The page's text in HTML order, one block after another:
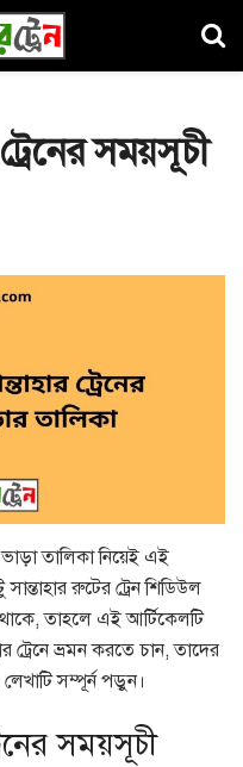
ট্রেনের সময়সূচী
ভাড়া তালিকা নিয়েই এই
রুটের ট্রেন শিডিউল
তাহলে এই আর্টিকেলটি
ট্রেনে ভ্রমন করতে চান, তাদের
সম্পূর্ন পড়ুন।
সময়সূচী